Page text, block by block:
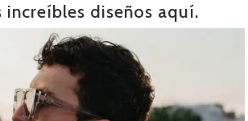
increíbles diseños aquí.